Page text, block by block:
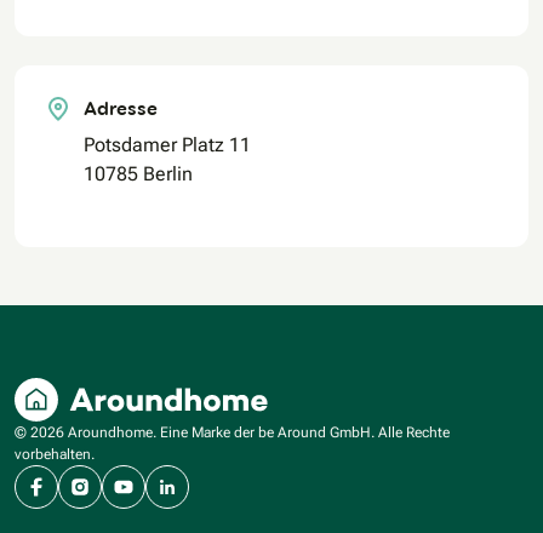
Adresse
Potsdamer Platz 11
10785 Berlin
© 2026 Aroundhome. Eine Marke der be Around GmbH. Alle Rechte
vorbehalten.
FacebookInstagram
YouTubeLinkedIn